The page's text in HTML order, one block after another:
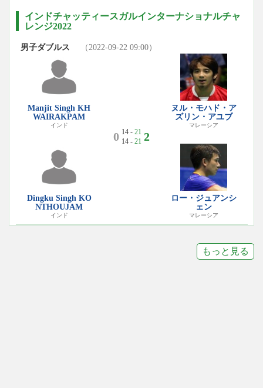
インドチャッティースガルインターナショナルチャ
レンジ2022
男子ダブルス （2022-09-22 09:00）
Manjit Singh KH
WAIRAKPAM
インド
Dingku Singh KO
NTHOUJAM
インド
0 14 - 21
14 - 21 2
ヌル・モハド・ア
ズリン・アユブ
マレーシア
ロー・ジュアンシ
ェン
マレーシア
もっと見る